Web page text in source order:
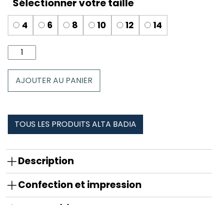
4 6 8 10 12 14
quantité
de
enfant
AJOUTER AU PANIER
TOUS LES PRODUITS ALTA BADIA
Description
Confection et impression